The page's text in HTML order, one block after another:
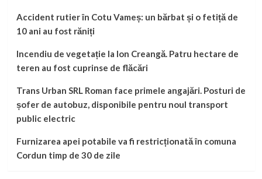
Accident rutier în Cotu Vameș: un bărbat și o fetiță de
10 ani au fost răniți
Incendiu de vegetație la Ion Creangă. Patru hectare de
teren au fost cuprinse de flăcări
Trans Urban SRL Roman face primele angajări. Posturi de
șofer de autobuz, disponibile pentru noul transport
public electric
Furnizarea apei potabile va fi restricționată în comuna
Cordun timp de 30 de zile